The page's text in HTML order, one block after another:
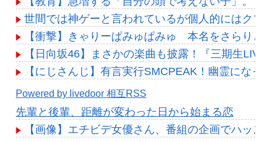
世間では神ゲーと言われているが個人的にはクソ
【衝撃】きゃりーぱみゅぱみゅ 本名をさらりと
【日向坂46】まさかの楽曲も披露！『三期生
【にじさんじ】有言実行SMCPEAK！幽霊になっ
Powered by livedoor 相互RSS
先輩と後輩、距離が変わった日から始まる恋
【画像】エチビデ女優さん、番組の企画でハッ